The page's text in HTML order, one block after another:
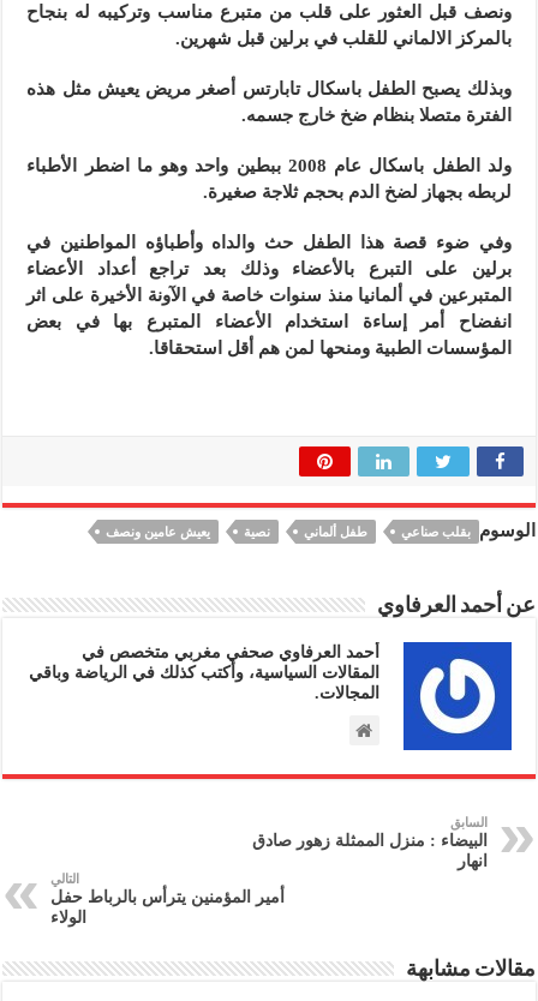
ونصف قبل العثور على قلب من متبرع مناسب وتركيبه له بنجاح
بالمركز الالماني للقلب في برلين قبل شهرين.
وبذلك يصبح الطفل باسكال تابارتس أصغر مريض يعيش مثل هذه
الفترة متصلا بنظام ضخ خارج جسمه.
ولد الطفل باسكال عام 2008 ببطين واحد وهو ما اضطر الأطباء
لربطه بجهاز لضخ الدم بحجم ثلاجة صغيرة.
وفي ضوء قصة هذا الطفل حث والداه وأطباؤه المواطنين في
برلين على التبرع بالأعضاء وذلك بعد تراجع أعداد الأعضاء
المتبرعين في ألمانيا منذ سنوات خاصة في الآونة الأخيرة على اثر
انفضاح أمر إساءة استخدام الأعضاء المتبرع بها في بعض
المؤسسات الطبية ومنحها لمن هم أقل استحقاقا.
الوسوم بقلب صناعي طفل ألماني نصية يعيش عامين ونصف
عن أحمد العرفاوي
أحمد العرفاوي صحفي مغربي متخصص في
المقالات السياسية، وأكتب كذلك في الرياضة وباقي
المجالات.
السابق
البيضاء : منزل الممثلة زهور صادق
انهار
التالي
أمير المؤمنين يترأس بالرباط حفل
الولاء
مقالات مشابهة